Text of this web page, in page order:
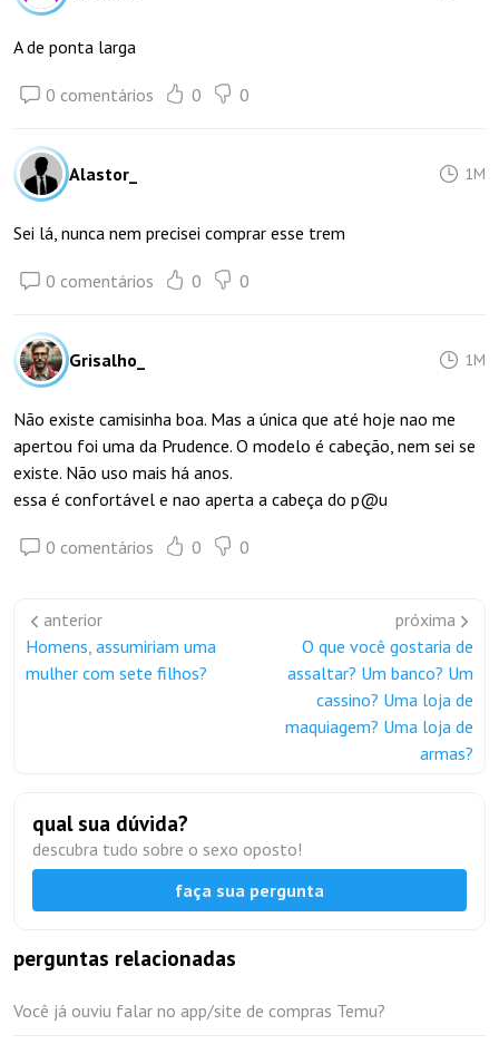
A de ponta larga
0 comentários 0 0
Alastor_ 1M
Sei lá, nunca nem precisei comprar esse trem
0 comentários 0 0
Grisalho_ 1M
Não existe camisinha boa. Mas a única que até hoje nao me
apertou foi uma da Prudence. O modelo é cabeção, nem sei se
existe. Não uso mais há anos.
essa é confortável e nao aperta a cabeça do p@u
0 comentários 0 0
anterior
Homens, assumiriam uma
mulher com sete filhos?
próxima
O que você gostaria de
assaltar? Um banco? Um
cassino? Uma loja de
maquiagem? Uma loja de
armas?
qual sua dúvida?
descubra tudo sobre o sexo oposto!
faça sua pergunta
perguntas relacionadas
Você já ouviu falar no app/site de compras Temu?